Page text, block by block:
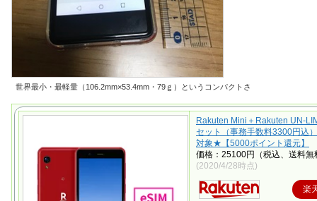
世界最小・最軽量（106.2mm×53.4mm・79ｇ）というコンパクトさ
Rakuten Mini＋Rakuten UN-
セット（事務手数料3300円込
対象★【5000ポイント還元】
価格：25100円（税込、送料無
(2020/4/28時点)
楽